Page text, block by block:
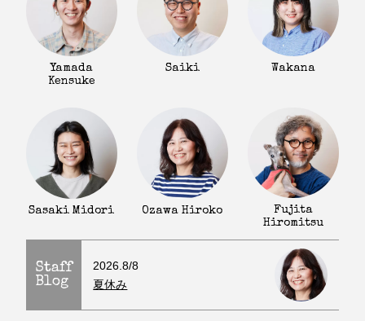
Yamada
Kensuke
Saiki Wakana
Sasaki Midori Ozawa Hiroko
Fujita
Hiromitsu
Staff
Blog
2026.8/8
夏休み